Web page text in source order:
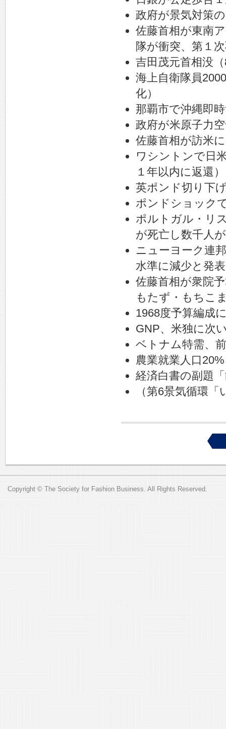
政府が景気対策
佐藤首相が東南
隊が衝突、第１
吉田茂元首相没
海上自衛隊員
化）
那覇市で沖縄即
政府が米原子力
佐藤首相が訪米
ワシントンで日
１年以内に返還）
英ポンド切り下
ポンドショック
ポルトガル・リ
が死亡し数千人
ニューヨーク連
水準に減少と発表
佐藤首相が衆院
もたず・もちこ
1968度予算編成
GNP、米独に次
ベトナム特需、
農業就業人口
経済白書の副題
（第6景気循環
Copyright © The Society for Fashion Business. All Rights Reserved.